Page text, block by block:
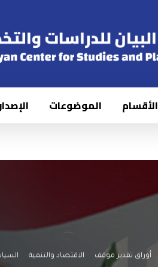
الأقسام الموضوعات
أوراق تقدير موقف الاقتصاد والتنمية